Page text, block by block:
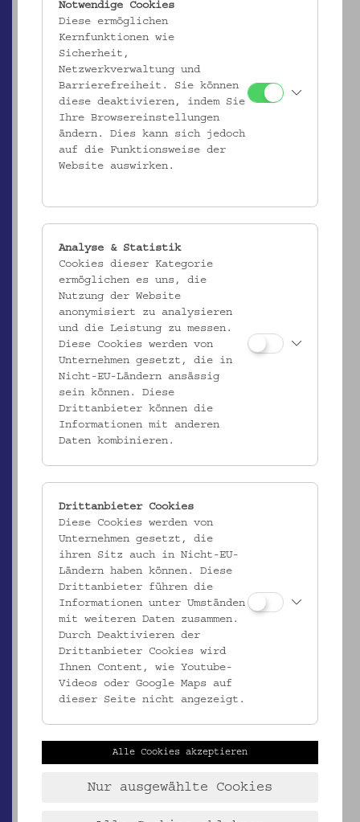
ÖMV/63.559
Fischnetz "Kecsegehaló"
ÖMV/63.560
Fischnetz "Menaide"
_MEHR
ÖMV/63.569
Einwandiges Fischnetz
Notwendige Cookies
Diese ermöglichen
Kernfunktionen wie
Sicherheit,
Netzwerkverwaltung und
Barrierefreiheit. Sie können
diese deaktivieren, indem Sie
Ihre Browsereinstellungen
ändern. Dies kann sich jedoch
auf die Funktionsweise der
Website auswirken.
Analyse & Statistik
Cookies dieser Kategorie
ermöglichen es uns, die
Nutzung der Website
anonymisiert zu analysieren
und die Leistung zu messen.
Diese Cookies werden von
Unternehmen gesetzt, die in
Nicht-EU-Ländern ansässig
sein können. Diese
Drittanbieter können die
Informationen mit anderen
Daten kombinieren.
Drittanbieter Cookies
Diese Cookies werden von
Unternehmen gesetzt, die
ihren Sitz auch in Nicht-EU-
Ländern haben können. Diese
Drittanbieter führen die
Informationen unter Umständen
mit weiteren Daten zusammen.
Durch Deaktivieren der
Drittanbieter Cookies wird
Ihnen Content, wie Youtube-
Videos oder Google Maps auf
dieser Seite nicht angezeigt.
Alle Cookies akzeptieren
Nur ausgewählte Cookies